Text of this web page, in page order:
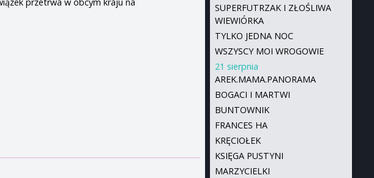
SUPERFUTRZAK I ZŁOŚLIWA
WIEWIÓRKA
TYLKO JEDNA NOC
WSZYSCY MOI WROGOWIE
21 sierpnia
AREK.MAMA.PANORAMA
BOGACI I MARTWI
BUNTOWNIK
FRANCES HA
KRĘCIOŁEK
KSIĘGA PUSTYNI
MARZYCIELKI